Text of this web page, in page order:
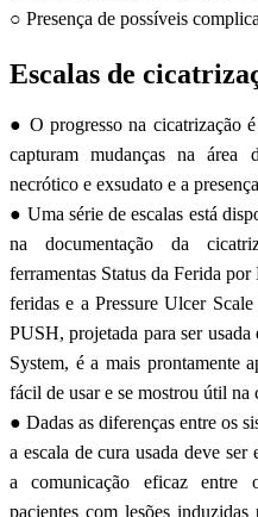
○ Presença de possíveis
Escalas de
● O progresso na cicatrização
capturam mudanças na área
necrótico e exsudato e a
● Uma série de escalas está
na documentação da
ferramentas Status da Ferida por
feridas e a Pressure Ulcer
PUSH, projetada para ser
System, é a mais prontamente
fácil de usar e se mostrou útil na
● Dadas as diferenças entre os
a escala de cura usada deve
a comunicação eficaz entre
pacientes com lesões